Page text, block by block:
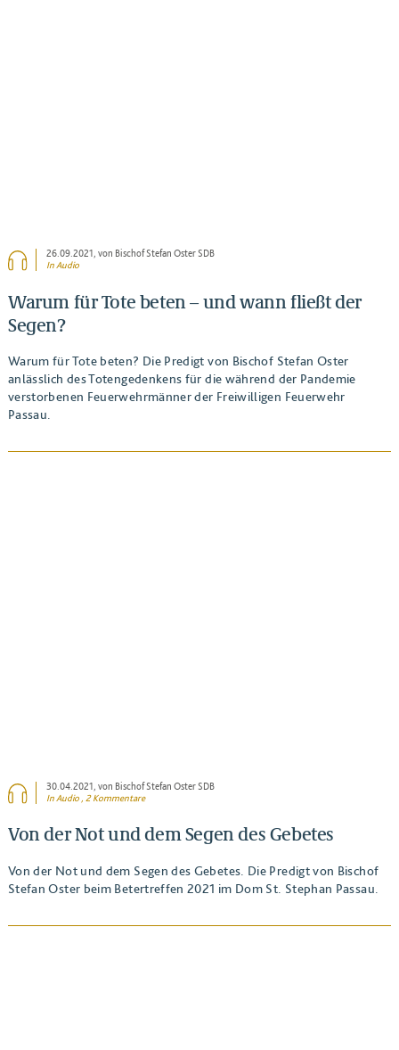
26.09.2021 , von Bischof Stefan Oster SDB
In Audio
Warum für Tote beten – und wann fließt der
Segen?
Warum für Tote beten? Die Predigt von Bischof Stefan Oster
anlässlich des Totengedenkens für die während der Pandemie
verstorbenen Feuerwehrmänner der Freiwilligen Feuerwehr
Passau.
30.04.2021 , von Bischof Stefan Oster SDB
In Audio , 2 Kommentare
Von der Not und dem Segen des Gebetes
Von der Not und dem Segen des Gebetes. Die Predigt von Bischof
Stefan Oster beim Betertreffen 2021 im Dom St. Stephan Passau.